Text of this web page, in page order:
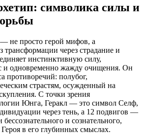
символика силы и
не просто герой мифов, а
трансформации через страдание и
инстинктивную силу,
и одновременно жажду очищения. Он
противоречий: полубог,
страстям, осужденный на
С точки зрения
Юнга, Геракл — это символ Селф,
через тень, а 12 подвигов —
и сознательного,
в его глубинных смыслах.